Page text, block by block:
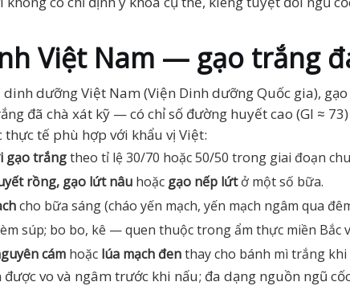
Việt Nam — gạo trắng
dưỡng Việt Nam (Viện Dinh dưỡng Quốc gia),
đã chà xát kỹ — có chỉ số đường huyết cao (GI ≈
tế phù hợp với khẩu vị Việt:
gạo trắngtheo tỉ lệ 30/70 hoặc 50/50 trong giai đoạn
rồng, gạo lứt nâu hoặc gạo nếp lứtở một số bữa.
cho bữa sáng (cháo yến mạch, yến mạch ngâm qua
súp; bo bo, kê — quen thuộc trong ẩm thực miền Bắc
cám hoặc lúa mạch đenthay cho bánh mì trắng khi
được vo và ngâm trước khi nấu; đa dạng nguồn ngũ